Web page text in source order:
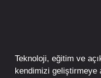
Teknoloji, eğitim ve
kendimizi geliştirmeye